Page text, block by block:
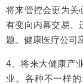
将来管控会更为关
有变向内幕交易、
题。健康医疗公司
4、将来大健康产
业。各种不一样